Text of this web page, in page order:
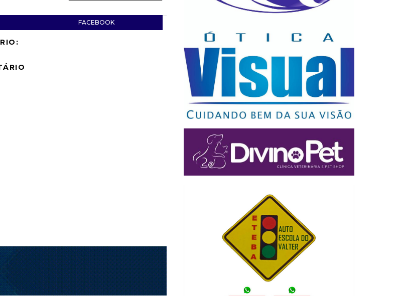
FACEBOOK